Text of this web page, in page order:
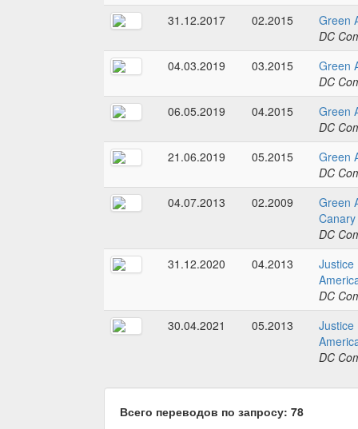
31.12.2017
02.2015
Green
DC
04.03.2019
03.2015
Green
DC
06.05.2019
04.2015
Green
DC
21.06.2019
05.2015
Green
DC
04.07.2013
02.2009
Green
DC
31.12.2020
04.2013
Justice
DC
30.04.2021
05.2013
Justice
DC
Всего переводов по запросу: 78